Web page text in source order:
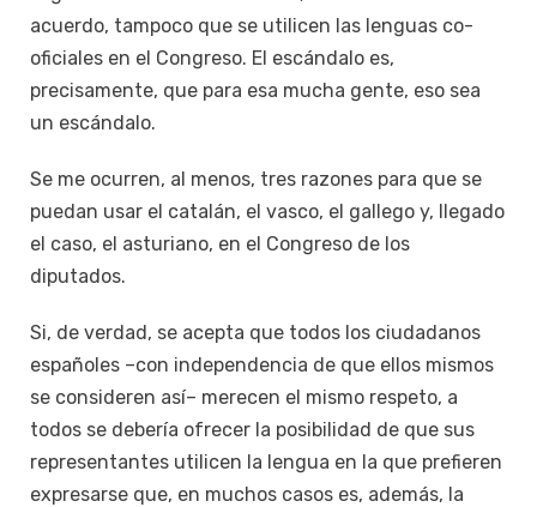
acuerdo, tampoco que se utilicen las lenguas co-
oficiales en el Congreso. El escándalo es,
precisamente, que para esa mucha gente, eso sea
un escándalo.
Se me ocurren, al menos, tres razones para que se
puedan usar el catalán, el vasco, el gallego y, llegado
el caso, el asturiano, en el Congreso de los
diputados.
Si, de verdad, se acepta que todos los ciudadanos
españoles –con independencia de que ellos mismos
se consideren así– merecen el mismo respeto, a
todos se debería ofrecer la posibilidad de que sus
representantes utilicen la lengua en la que prefieren
expresarse que, en muchos casos es, además, la